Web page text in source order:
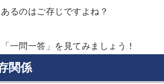
るのはご存じですよね？
一問一答」を見てみましょう！
関係